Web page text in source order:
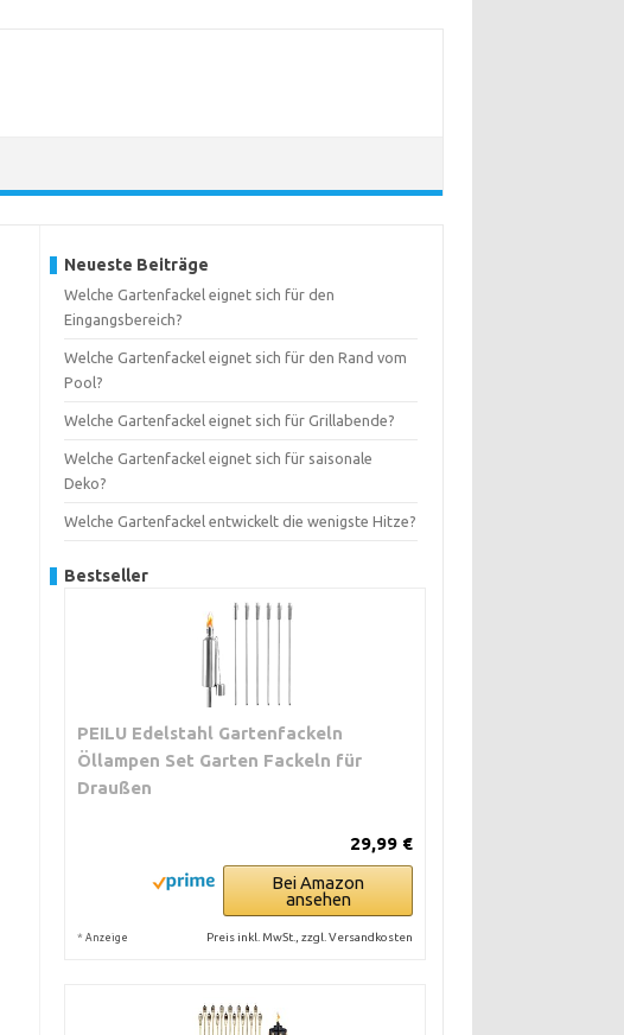
Neueste Beiträge
Welche Gartenfackel eignet sich für den
Eingangsbereich?
Welche Gartenfackel eignet sich für den Rand vom
Pool?
Welche Gartenfackel eignet sich für Grillabende?
Welche Gartenfackel eignet sich für saisonale
Deko?
Welche Gartenfackel entwickelt die wenigste Hitze?
Bestseller
PEILU Edelstahl Gartenfackeln
Öllampen Set Garten Fackeln für
Draußen
29,99 €
Bei Amazon
ansehen
* Anzeige Preis inkl. MwSt., zzgl. Versandkosten